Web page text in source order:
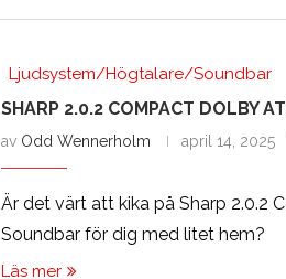
Ljudsystem/Högtalare/Soundbar
SHARP 2.0.2 COMPACT DOLBY
av Odd Wennerholm april 14, 2025
Är det värt att kika på Sharp 2.0.2
Soundbar för dig med litet hem?
Läs mer